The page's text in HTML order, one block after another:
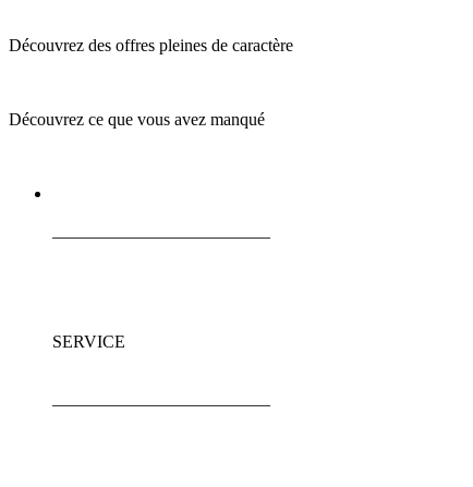
Découvrez des offres pleines de caractère
Découvrez ce que vous avez manqué
SERVICE